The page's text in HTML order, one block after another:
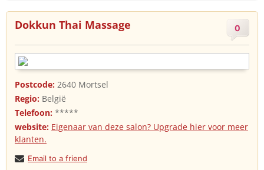
Dokkun Thai Massage 0
Postcode: 2640 Mortsel
Regio: België
Telefoon: *****
website: Eigenaar van deze salon? Upgrade hier voor meer
klanten.
Email to a friend